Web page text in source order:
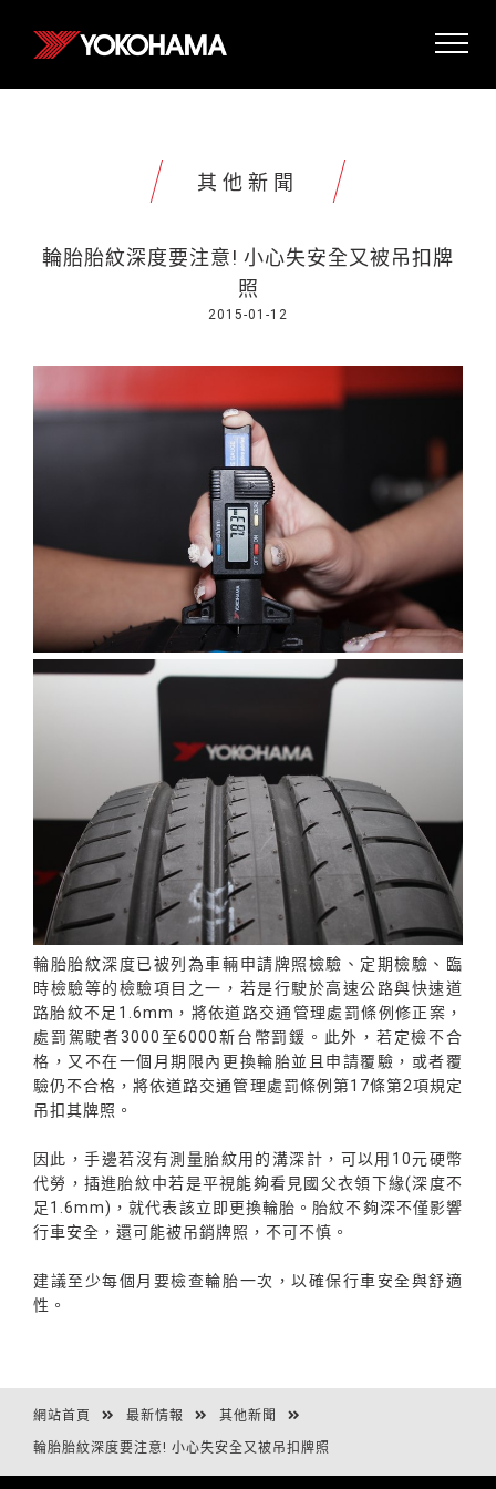
其他新聞
輪胎胎紋深度要注意! 小心失安全又被吊扣牌
照
2015-01-12
輪胎胎紋深度已被列為車輛申請牌照檢驗、定期檢驗、臨
時檢驗等的檢驗項目之一，若是行駛於高速公路與快速道
路胎紋不足1.6mm，將依道路交通管理處罰條例修正案，
處罰駕駛者3000至6000新台幣罰鍰。此外，若定檢不合
格，又不在一個月期限內更換輪胎並且申請覆驗，或者覆
驗仍不合格，將依道路交通管理處罰條例第17條第2項規定
吊扣其牌照。
因此，手邊若沒有測量胎紋用的溝深計，可以用10元硬幣
代勞，插進胎紋中若是平視能夠看見國父衣領下緣(深度不
足1.6mm)，就代表該立即更換輪胎。胎紋不夠深不僅影響
行車安全，還可能被吊銷牌照，不可不慎。
建議至少每個月要檢查輪胎一次，以確保行車安全與舒適
性。
網站首頁 最新情報 其他新聞
輪胎胎紋深度要注意! 小心失安全又被吊扣牌照